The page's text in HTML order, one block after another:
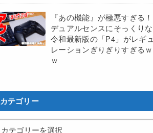
『あの機能』が極悪すぎる！
デュアルセンスにそっくりな
令和最新版の「P4」がレギュ
レーションぎりぎりすぎるｗ
ｗ
カテゴリー